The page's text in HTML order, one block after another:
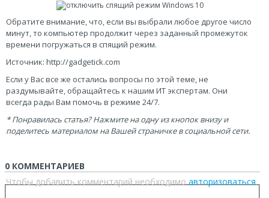
Обратите внимание, что, если вы выбрали любое другое число
минут, то компьютер продолжит через заданный промежуток
времени погружаться в спящий режим.
Источник: http://gadgetick.com
Если у Вас все же остались вопросы по этой теме, не
раздумывайте, обращайтесь к нашим ИТ экспертам. Они
всегда рады Вам помочь в режиме 24/7.
* Понравилась статья? Нажмите на одну из кнопок внизу и
поделитесь материалом на Вашей страничке в социальной сети.
0 КОММЕНТАРИЕВ
Чтобы добавить комментарий необходимоавторизоваться.